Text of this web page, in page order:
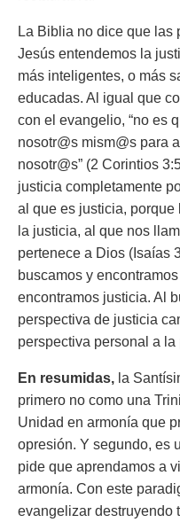
La Biblia no dice que las
Jesús entendemos la
más inteligentes, o más
educadas. Al igual que
con el evangelio, “no es
nosotr@s mism@s para
nosotr@s” (2 Corintios
justicia completamente
al que es justicia, porque
la justicia, al que nos
pertenece a Dios (Isaías
buscamos y
encontramos justicia. Al
perspectiva de justicia
perspectiva personal a
En resumidas, la
primero no como una
Unidad en armonía que
opresión. Y segundo, es
pide que aprendamos a
armonía. Con este
evangelizar destruyendo